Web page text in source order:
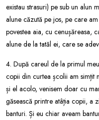
existau strasuri) pe sub un alun
alune căzută pe jos, pe care
povestea aia, cu cenușăreasa,
alune de la tatăl ei, care se
4. După careul de la primul
copii din curtea școlii am simțit
și el acolo, venisem doar cu
găsească printre atâția copii, a
banturi. Și eu chiar aveam